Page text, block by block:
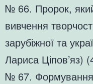
№ 66. Пророк,
вивчення
зарубіжної та
Лариса Ціпов’яз)
№ 67.